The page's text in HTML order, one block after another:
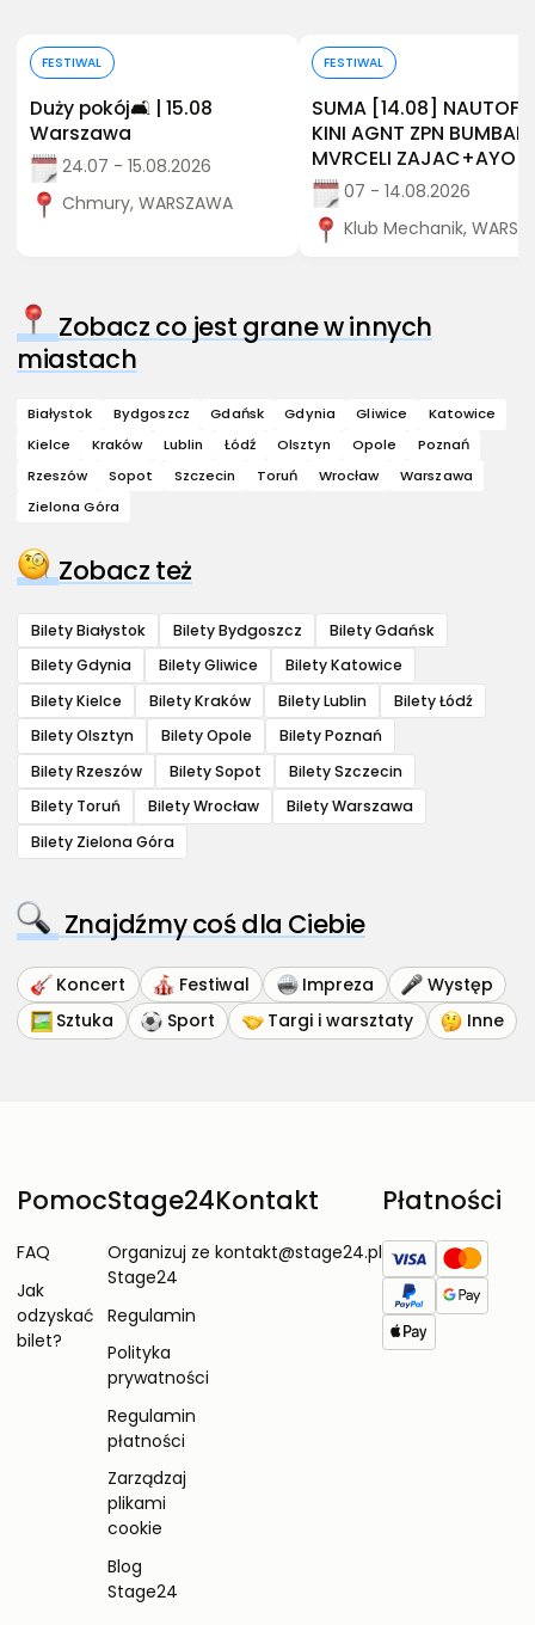
FESTIWAL
Duży pokój🛋️ | 15.08
Warszawa
24.07 - 15.08.2026
Chmury, WARSZAWA
FESTIWAL
SUMA [14.08]
KINI AGNT ZPN
MVRCELI ZAJAC+AYO
07 - 14.08.2026
Klub Mechanik,
Zobacz co jest grane w innych
miastach
Białystok Bydgoszcz Gdańsk Gdynia Gliwice
Katowice
Kielce
Kraków Lublin Łódź Olsztyn Opole
Poznań
Rzeszów
Sopot Szczecin Toruń Wrocław
Warszawa
Zielona Góra
Zobacz też
Bilety Białystok Bilety Bydgoszcz
Bilety Gdańsk
Bilety Gdynia
Bilety Gliwice
Bilety Katowice
Bilety Kielce
Bilety Kraków Bilety Lublin
Bilety Łódź
Bilety Olsztyn
Bilety Opole
Bilety Poznań
Bilety Rzeszów
Bilety Sopot
Bilety Szczecin
Bilety Toruń
Bilety Wrocław
Bilety Warszawa
Bilety Zielona Góra
Znajdźmy coś dla Ciebie
Koncert Festiwal Impreza
Występ
Sztuka
Sport Targi i warsztaty Inne
Pomoc
FAQ
Jak
odzyskać
bilet?
Stage24
Organizuj ze
Stage24
Regulamin
Polityka
prywatności
Regulamin
płatności
Zarządzaj
plikami
cookie
Blog
Stage24
Kontakt
kontakt@stage24.pl
Płatności